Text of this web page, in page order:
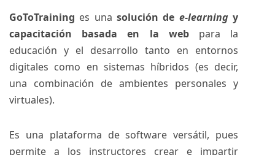
GoToTraining es una solución de e-learningy
capacitación basada en la webpara la
educación y el desarrollo tanto en entornos
digitales como en sistemas híbridos (es decir,
una combinación de ambientes personales y
virtuales).
Es una plataforma de software versátil, pues
permite a los instructores crear e impartir